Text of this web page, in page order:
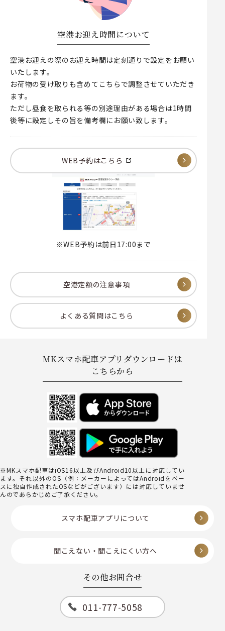
空港お迎え時間について
空港お迎えの際のお迎え時間は定刻通りで設定をお願い
いたします。
お荷物の受け取りも含めてこちらで調整させていただき
ます。
ただし昼食を取られる等の別途理由がある場合は1時間
後等に設定しその旨を備考欄にお願い致します。
WEB予約はこちら
※WEB予約は前日17:00まで
空港定額の注意事項
よくある質問はこちら
MKスマホ配車アプリダウンロードは
こちらから
※MKスマホ配車はiOS16以上及びAndroid10以上に対応してい
ます。それ以外のOS（例：メーカーによってはAndroidをベー
スに独自作成されたOSなどがございます）には対応していませ
んのであらかじめご了承ください。
スマホ配車アプリについて
聞こえない・聞こえにくい方へ
その他お問合せ
011-777-5058